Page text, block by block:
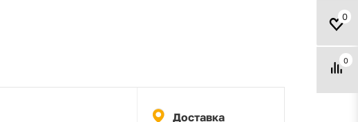
0
0
Доставка